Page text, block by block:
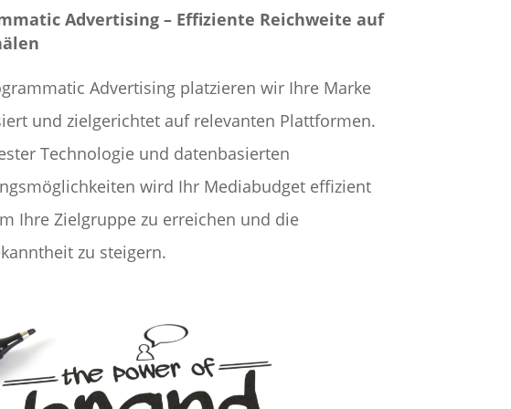
Advertising – Effiziente Reichweite auf
Advertising platzieren wir Ihre Marke
und zielgerichtet auf relevanten Plattformen.
Technologie und datenbasierten
wird Ihr Mediabudget effizient
Ihre Zielgruppe zu erreichen und die
zu steigern.